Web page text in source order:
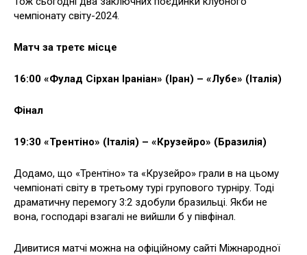
чемпіонату світу-2024.
Матч за третє місце
16:00 «Фулад Сірхан Іраніан» (Іран) – «Лубе» (Італія)
Фінал
19:30 «Трентіно» (Італія) – «Крузейро» (Бразилія)
Додамо, що «Трентіно» та «Крузейро» грали в на цьому
чемпіонаті світу в третьому турі групового турніру. Тоді
драматичну перемогу 3:2 здобули бразильці. Якби не
вона, господарі взагалі не вийшли б у півфінал.
Дивитися матчі можна на офіційному сайті Міжнародної